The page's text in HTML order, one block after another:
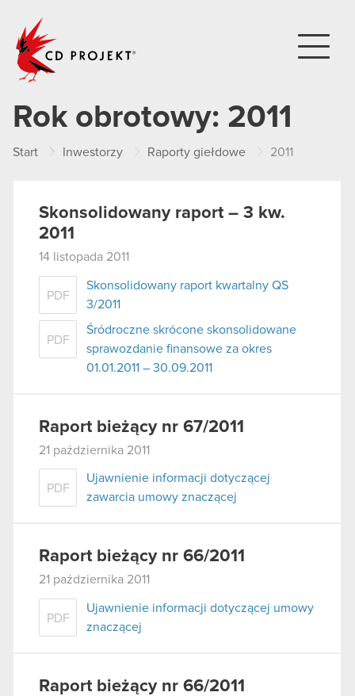
Rok obrotowy: 2011
Start Inwestorzy Raporty giełdowe 2011
Skonsolidowany raport – 3 kw.
2011
14 listopada 2011
PDF
Skonsolidowany raport kwartalny QS
3/2011
PDF
Śródroczne skrócone skonsolidowane
sprawozdanie finansowe za okres
01.01.2011 – 30.09.2011
Raport bieżący nr 67/2011
21 października 2011
PDF
Ujawnienie informacji dotyczącej
zawarcia umowy znaczącej
Raport bieżący nr 66/2011
21 października 2011
PDF
Ujawnienie informacji dotyczącej umowy
znaczącej
Raport bieżący nr 66/2011